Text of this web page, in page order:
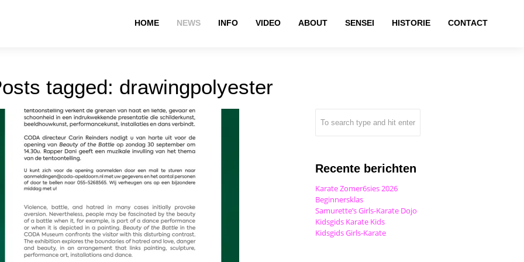
HOME NEWS INFO VIDEO ABOUT SENSEI HISTORIE CONTACT
tagged: drawingpolyester
Recente berichten
Karate Zomer6sies 2026
Beginnersklas
Samurette’s Girls-Karate Dojo
Kidsgids Karate Kids
Kidsgids Girls-Karate